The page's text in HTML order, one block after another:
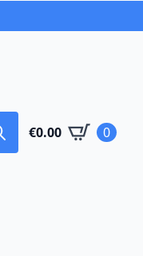
€0.00 0